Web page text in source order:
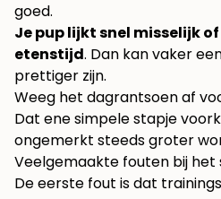
goed.
Je pup lijkt snel misselijk
etenstijd. Dan kan vaker
prettiger zijn.
Weeg het dagrantsoen af
Dat ene simpele stapje
ongemerkt steeds groter
Veelgemaakte fouten bij het
De eerste fout is dat